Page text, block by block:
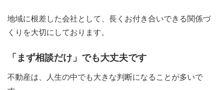
地域に根差した会社として、長くお付き合いできる関係づ
くりを大切にしております。
「まず相談だけ」でも大丈夫です
不動産は、人生の中でも大きな判断になることが多いで